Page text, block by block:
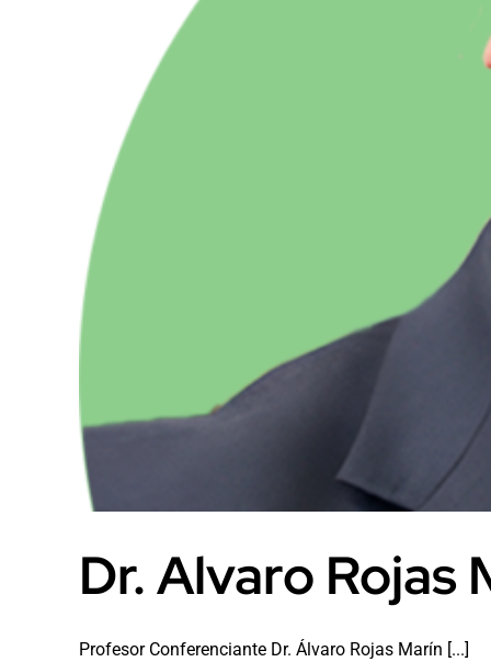
Dr. Alvaro Rojas
Profesor Conferenciante Dr. Álvaro Rojas Marín [...]